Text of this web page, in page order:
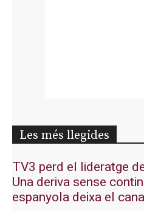
Les més llegides
TV3 perd el lideratge
Una deriva sense
espanyola deixa el